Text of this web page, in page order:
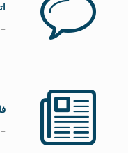
+49(0) 45 33 70 11 0
+49(0) 45 33 45 95